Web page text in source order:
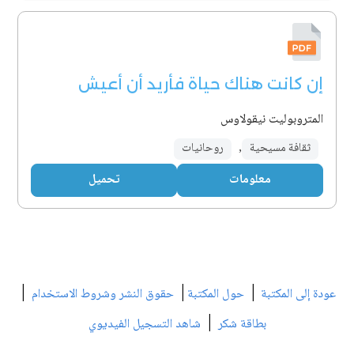
إن كانت هناك حياة فأريد أن أعيش
المتروبوليت نيقولاوس
ثقافة مسيحية , روحانيات
معلومات تحميل
عودة إلى المكتبة | حول المكتبة | حقوق النشر وشروط الاستخدام |
بطاقة شكر| شاهد التسجيل الفيديوي